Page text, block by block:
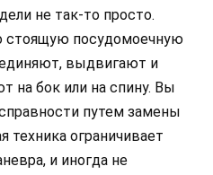
не так-то просто.
стоящую посудомоечную
выдвигают и
на бок или на спину. Вы
путем замены
техника ограничивает
и иногда не